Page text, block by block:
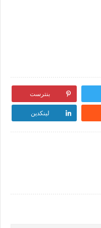
بنترست
لينكدين